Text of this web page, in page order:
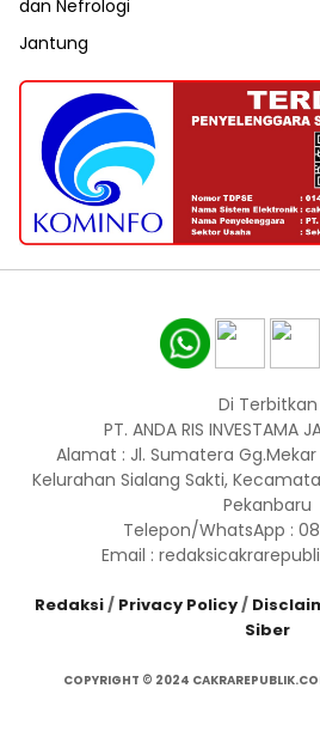
dan Nefrologi
Jantung
Di Terbitkan
PT. ANDA RIS INVESTAMA
Alamat : Jl. Sumatera Gg.Mekar
Kelurahan Sialang Sakti,
Pekanbaru
Telepon/WhatsApp :
Email :
Redaksi/ Privacy Policy/
Siber
COPYRIGHT © 2024